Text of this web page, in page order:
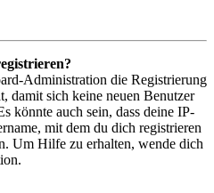
Administration die Registrierung
damit sich keine neuen Benutzer
könnte auch sein, dass deine IP-
mit dem du dich registrieren
Um Hilfe zu erhalten, wende dich